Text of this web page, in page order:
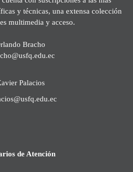
y técnicas, una extensa colección
multimedia y acceso.
Bracho
Palacios
de Atención